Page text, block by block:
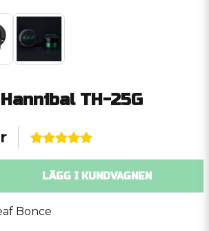
TH-25G
LÄGG I KUNDVAGNEN
Bonce